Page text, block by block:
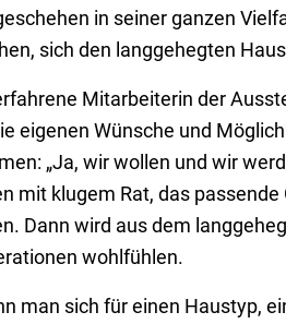
in seiner ganzen
sich den langgehegten
Mitarbeiterin der
eigenen Wünsche und
„Ja, wir wollen und wir
mit klugem Rat, das
Dann wird aus dem
wohlfühlen.
man sich für einen Haustyp,